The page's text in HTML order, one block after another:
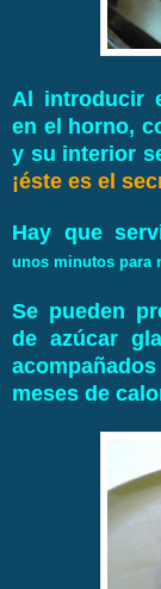
Al introducir
en el horno,
y su interior
¡éste es el
Hay que
unos minutos para
Se pueden
de azúcar
meses de